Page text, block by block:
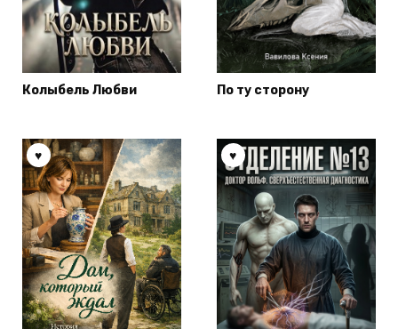
Колыбель Любви По ту сторону